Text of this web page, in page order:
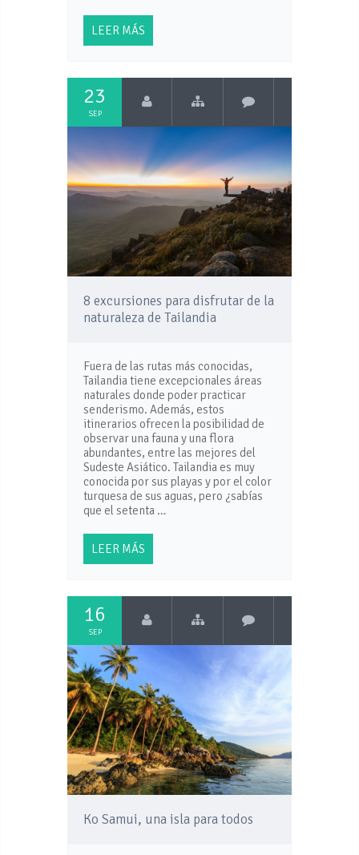
LEER MÁS
23
SEP
8 excursiones para disfrutar de la
naturaleza de Tailandia
Fuera de las rutas más conocidas,
Tailandia tiene excepcionales áreas
naturales donde poder practicar
senderismo. Además, estos
itinerarios ofrecen la posibilidad de
observar una fauna y una flora
abundantes, entre las mejores del
Sudeste Asiático. Tailandia es muy
conocida por sus playas y por el color
turquesa de sus aguas, pero ¿sabías
que el setenta …
LEER MÁS
16
SEP
Ko Samui, una isla para todos